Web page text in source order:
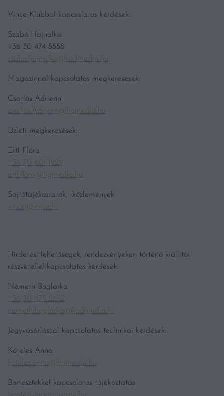
Vince Klubbal kapcsolatos kérdések:
Szabó Hajnalka
+36 30 474 5558
szabo.hajnalka@kodmedia.hu
Magazinnal kapcsolatos megkeresések:
Csatlós Adrienn
csatlos.Adrienn@hgmedia.hu
Üzleti megkeresések:
Ertl Flóra
+36 70 601 1929
ertl.flora@hgmedia.hu
Sajtótájékoztatók, -közlemények
vince@vince.hu
Hirdetési lehetőségek, rendezvényeken történő kiállítói
részvétellel kapcsolatos kérdések:
Németh Boglárka
+36 30 975 2652
nemeth.boglarka@kodmedia.hu
Jegyvásárlással kapcsolatos technikai kérdések:
Köteles Anna
koteles.anna@hgmedia.hu
Bortesztekkel kapcsolatos tájékoztatás